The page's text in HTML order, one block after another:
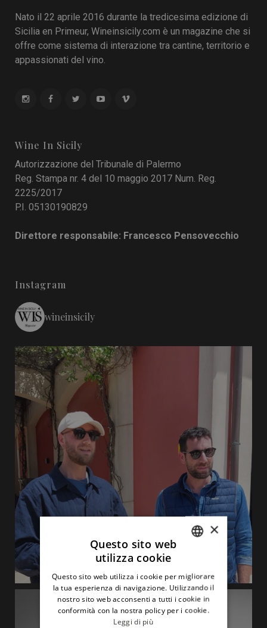
Nato il 22 aprile 2016 durante la tredicesima edizione di
Sicilia en Primeur, Wineinsicily.com è un magazine che si
offre come sistema di interazione tra cantine, territorio e
appassionati del vino.
Wine In Sicily
Autorizzazione del Tribunale di Palermo
Reg. Stampa nr. 4 del 10 maggio 2017 Num. Reg.
2225/2017
P.I. 05130190829
Direttore responsabile: Francesco Pensovecchio
Instagram
wineinsicily
ENGLISH
×
Questo sito web
utilizza cookie
Questo sito web utilizza i cookie per migliorare
la tua esperienza di navigazione. Utilizzando il
nostro sito web acconsenti a tutti i cookie in
conformità con la nostra policy per i cookie.
Leggi di più